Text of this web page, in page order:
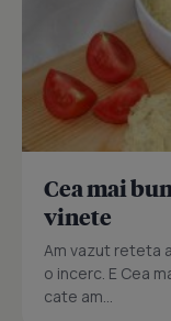
Cea mai
vinete
Am vazut reteta
o incerc. E Cea
cate am...